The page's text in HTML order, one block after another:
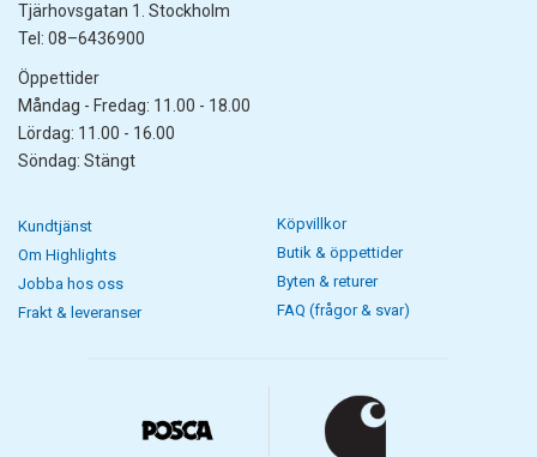
Tjärhovsgatan 1. Stockholm
Tel: 08–6436900
Öppettider
Måndag - Fredag: 11.00 - 18.00
Lördag: 11.00 - 16.00
Söndag: Stängt
Kundtjänst
Om Highlights
Jobba hos oss
Frakt & leveranser
Köpvillkor
Butik & öppettider
Byten & returer
FAQ (frågor & svar)